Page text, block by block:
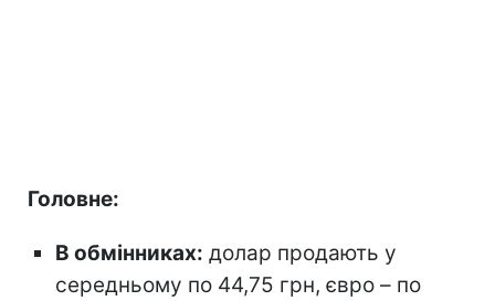
Головне:
В обмінниках: долар продають у
середньому по 44,75 грн, євро – по